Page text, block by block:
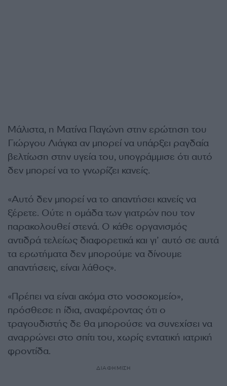
Μάλιστα, η Ματίνα Παγώνη στην ερώτηση του
Γιώργου Λιάγκα αν μπορεί να υπάρξει ραγδαία
βελτίωση στην υγεία του, υπογράμμισε ότι αυτό
δεν μπορεί να το γνωρίζει κανείς.
«Αυτό δεν μπορεί να το απαντήσει κανείς να
ξέρετε. Ούτε η ομάδα των γιατρών που τον
παρακολουθεί στενά. Ο κάθε οργανισμός
αντιδρά τελείως διαφορετικά και γι’ αυτό σε αυτά
τα ερωτήματα δεν μπορούμε να δίνουμε
απαντήσεις, είναι λάθος».
«Πρέπει να είναι ακόμα στο νοσοκομείο»,
πρόσθεσε η ίδια, αναφέροντας ότι ο
τραγουδιστής δε θα μπορούσε να συνεχίσει να
αναρρώνει στο σπίτι του, χωρίς εντατική ιατρική
φροντίδα.
ΔΙΑΦΗΜΙΣΗ